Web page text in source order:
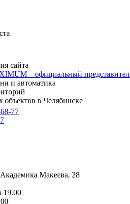
сайта
и автоматика
в Челябинске
77
Макеева, 28
19.00